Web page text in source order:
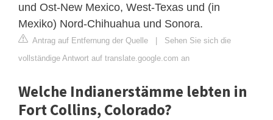
und Ost-New Mexico, West-Texas und (in
Mexiko) Nord-Chihuahua und Sonora.
Antrag auf Entfernung der Quelle | Sehen Sie sich die
vollständige Antwort auf translate.google.com an
Welche Indianerstämme lebten in
Fort Collins, Colorado?